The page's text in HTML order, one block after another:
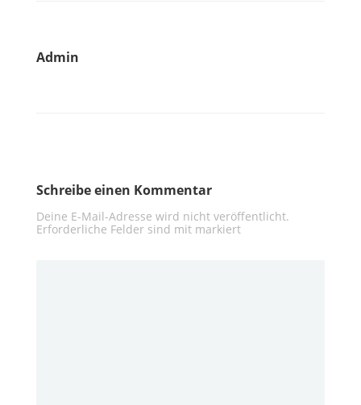
Admin
Schreibe einen Kommentar
Deine E-Mail-Adresse wird nicht veröffentlicht.
Erforderliche Felder sind mit markiert